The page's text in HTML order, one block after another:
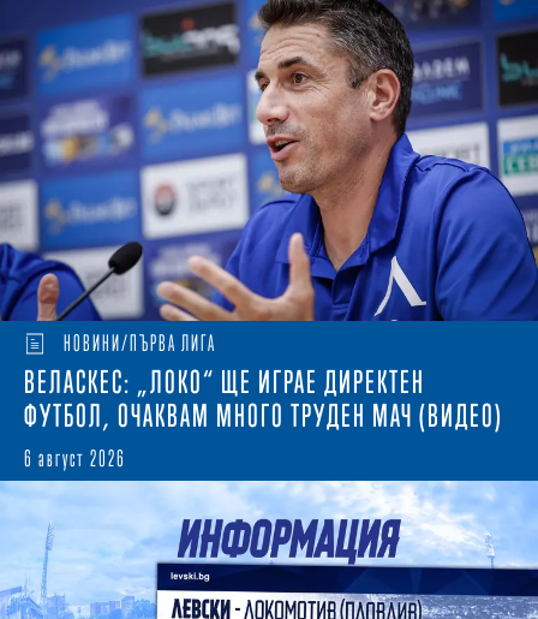
НОВИНИ/ПЪРВА ЛИГА
ВЕЛАСКЕС: „ЛОКО“ ЩЕ ИГРАЕ ДИРЕКТЕН
ФУТБОЛ, ОЧАКВАМ МНОГО ТРУДЕН МАЧ (ВИДЕО)
6 август 2026